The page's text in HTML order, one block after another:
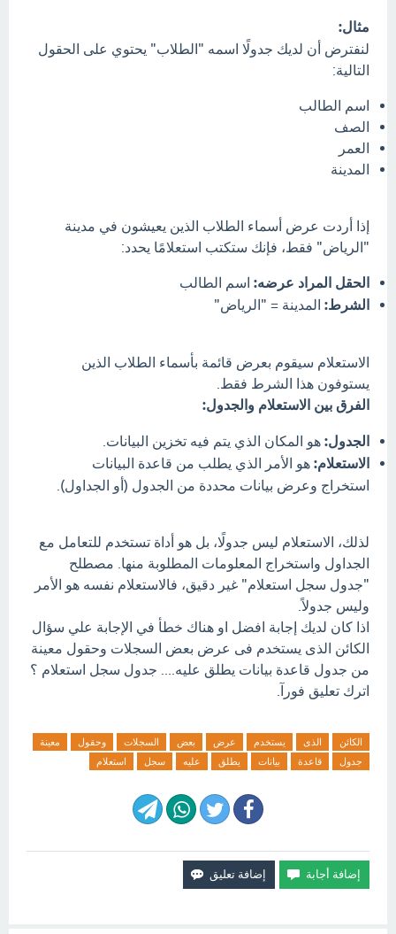
مثال:
لنفترض أن لديك جدولًا اسمه "الطلاب" يحتوي على الحقول
التالية:
اسم الطالب
الصف
العمر
المدينة
إذا أردت عرض أسماء الطلاب الذين يعيشون في مدينة
"الرياض" فقط، فإنك ستكتب استعلامًا يحدد:
الحقل المراد عرضه: اسم الطالب
الشرط: المدينة = "الرياض"
الاستعلام سيقوم بعرض قائمة بأسماء الطلاب الذين
يستوفون هذا الشرط فقط.
الفرق بين الاستعلام والجدول:
الجدول: هو المكان الذي يتم فيه تخزين البيانات.
الاستعلام: هو الأمر الذي يطلب من قاعدة البيانات
استخراج وعرض بيانات محددة من الجدول (أو الجداول).
لذلك، الاستعلام ليس جدولًا، بل هو أداة تستخدم للتعامل مع
الجداول واستخراج المعلومات المطلوبة منها. مصطلح
"جدول سجل استعلام" غير دقيق، فالاستعلام نفسه هو الأمر
وليس جدولاً.
اذا كان لديك إجابة افضل او هناك خطأ في الإجابة علي سؤال
الكائن الذى يستخدم فى عرض بعض السجلات وحقول معينة
من جدول قاعدة بيانات يطلق عليه.... جدول سجل استعلام ؟
اترك تعليق فورآ.
الكائن الذى يستخدم عرض بعض السجلات وحقول
معينة
جدول
قاعدة بيانات يطلق عليه سجل استعلام